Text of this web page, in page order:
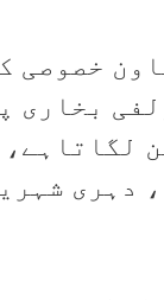
خصوصی
بخاری
دہری